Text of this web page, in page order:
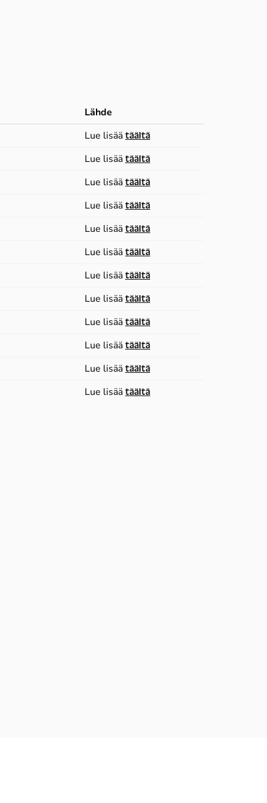
Lähde
Lue lisää täältä
Lue lisää täältä
Lue lisää täältä
Lue lisää täältä
Lue lisää täältä
Lue lisää täältä
Lue lisää täältä
Lue lisää täältä
Lue lisää täältä
Lue lisää täältä
Lue lisää täältä
Lue lisää täältä